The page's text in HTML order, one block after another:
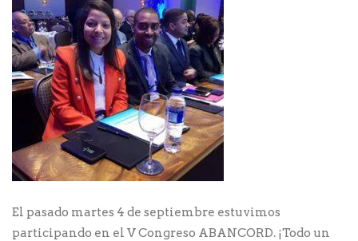
El pasado martes 4 de septiembre estuvimos
participando en el V Congreso ABANCORD. ¡Todo un